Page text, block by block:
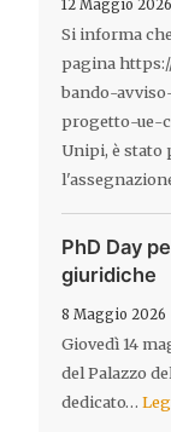
12 Maggio 2026
Si informa
pagina
bando-
progetto-ue-
Unipi, è stato
PhD Day
giuridiche
8 Maggio 2026
Giovedì 14
del Palazzo
dedicato…